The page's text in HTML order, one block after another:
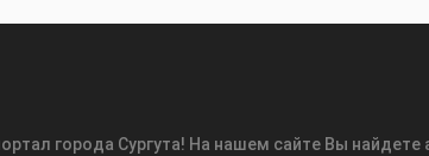
города Сургута! На нашем сайте Вы